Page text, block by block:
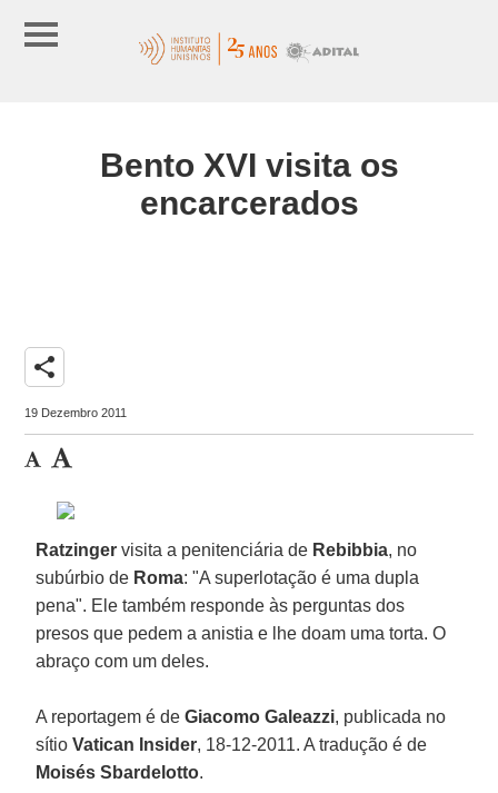
Bento XVI visita os
encarcerados
share
19 Dezembro 2011
Ratzingervisita a penitenciária de Rebibbia, no
subúrbio de Roma: "A superlotação é uma dupla
pena". Ele também responde às perguntas dos
presos que pedem a anistia e lhe doam uma torta. O
abraço com um deles.
A reportagem é deGiacomo Galeazzi, publicada no
sítioVatican Insider, 18-12-2011. A tradução é de
Moisés Sbardelotto.